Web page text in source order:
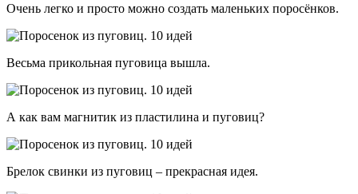
Очень легко и просто можно создать маленьких поросёнков.
Весьма прикольная пуговица вышла.
А как вам магнитик из пластилина и пуговиц?
Брелок свинки из пуговиц – прекрасная идея.